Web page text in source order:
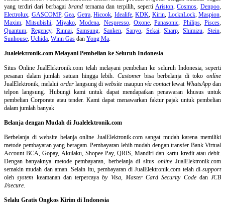
yang terdiri dari berbagai brandternama dan terpilih, seperti Ariston,Cosmos ,Denpoo
Electrolux GASCOMP,Gea Getra,Hicook Idealife,KDK Kirin, LocknLock,Maspion
Maxim ,Mitsubishi Miyako,Modena Nespresso, Oxone,Panasonic Philips, Pisces
Quantum
Regency, Rinnai,Samsung ,Sanken Sanyo, Sekai,Sharp ,Shimizu ,Stein
Sunhouse Uchida Winn Gas dan Yong Ma
Jualelektronik.com Melayani Pembelian ke Seluruh Indonesia
Situs Online JualElektronik.com telah melayani pembelian ke seluruh Indonesia, seperti
pesanan dalam jumlah satuan hingga lebih. Customerbisa berbelanja di tokoonline
JualElektronik, melalui orderlangsung diwebsite maupun via contactlewat WhatsAppdan
telpon langsung
Hubungi kami untuk dapat mendapatkan penawaran khusus untuk
pembelian Corporate atau tender. Kami dapat menawarkan faktur pajak untuk pembelian
dalam jumlah banyak
Belanja dengan Mudah di Jualelektronik.com
Berbelanja diwebsite belanja online JualElektronik.com sangat mudah karena memiliki
metode pembayaran yang beragam. Pembayaran lebih mudah dengan transfer Bank Virtual
Account BCA, Gopay, Akulaku, Shopee Pay, QRIS, Mandiri dan kartu kredit atau debit.
Dengan banyaknya metode pembayaran, berbelanja di situs onlineJualElektronik.com
semakin mudah dan aman. Selain itu, pembayaran di JualElektronik.com telah di-support
olehsystem keamanan dan terpercayaby Visa, Master Card Security Codedan JCB
J/secure
Selalu Gratis Ongkos Kirim di Indonesia